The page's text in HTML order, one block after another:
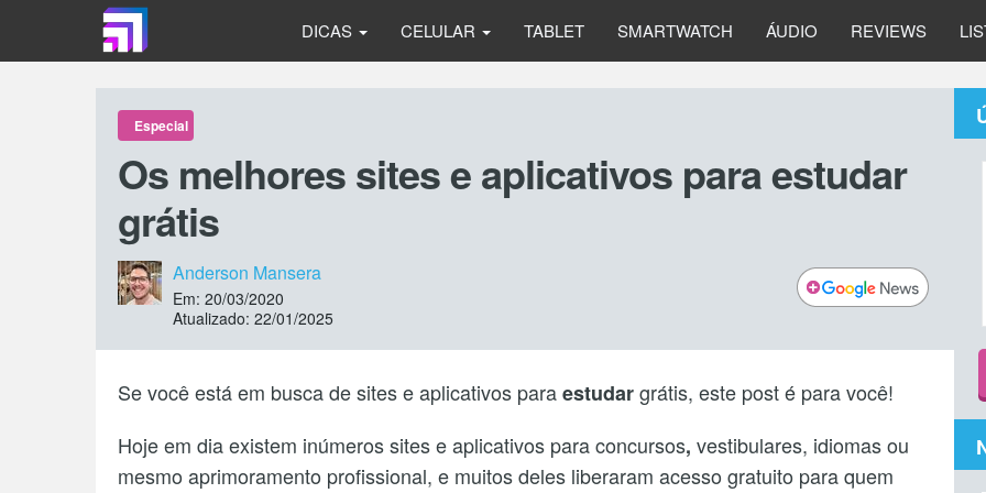
DICAS CELULAR TABLET SMARTWATCH ÁUDIO REVIEWS
Especial
Os melhores sites e aplicativos para estudar
grátis
Anderson Mansera
Em: 20/03/2020
Atualizado: 22/01/2025
Se você está em busca de sites e aplicativos paraestudargrátis, este post é para você!
Hoje em dia existem inúmeros sites e aplicativos para concursos, vestibulares, idiomas ou
mesmo aprimoramento profissional, e muitos deles liberaram acesso gratuito para quem